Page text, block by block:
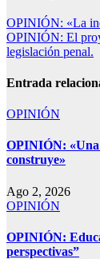
OPINIÓN: «La
OPINIÓN: El
legislación penal.
Entrada
OPINIÓN
OPINIÓN:
construye»
Ago 2, 2026
OPINIÓN
OPINIÓN:
perspectivas”